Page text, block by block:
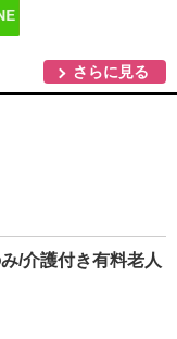
さらに見る
/介護付き有料老人